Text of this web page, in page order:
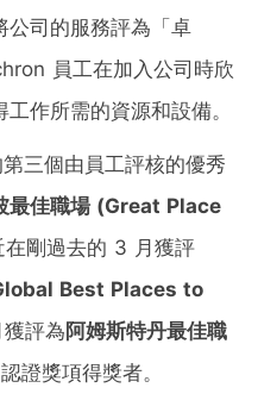
公司的服務評為「卓
員工在加入公司時欣
作所需的資源和設備。
三個由員工評核的優秀
最佳職場 (Great Place
在剛過去的 3 月獲評
Best Places to
評為阿姆斯特丹最佳職
認證獎項得獎者。